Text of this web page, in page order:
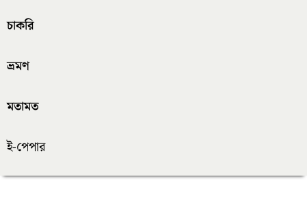
চাকরি
ভ্রমণ
মতামত
ই-পেপার